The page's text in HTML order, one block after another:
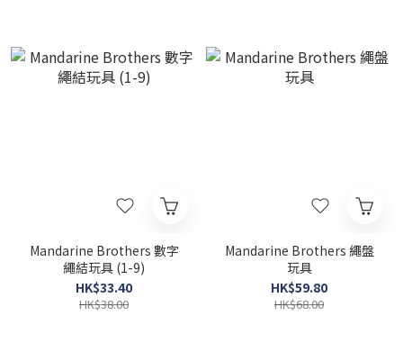
Mandarine Brothers 數字
繩結玩具 (1-9)
HK$33.40
HK$38.00
Mandarine Brothers 繩盤
玩具
HK$59.80
HK$68.00